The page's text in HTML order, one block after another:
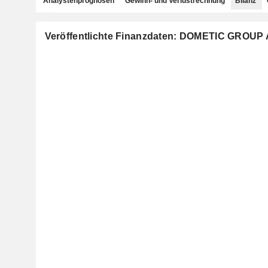
Veröffentlichte Finanzdaten: DOMETIC GROUP